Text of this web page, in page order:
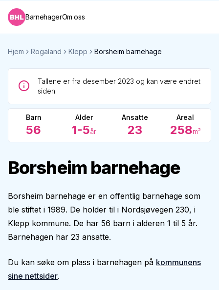
BarnehagerOm oss
Hjem Rogaland Klepp Borsheim barnehage
Tallene er fra desember 2023 og kan være endret
siden.
Barn
56
Alder
1-5år
Ansatte
23
Areal
258m²
Borsheim barnehage
Borsheim barnehage er en offentlig barnehage som
ble stiftet i 1989. De holder til i Nordsjøvegen 230, i
Klepp kommune. De har 56 barn i alderen 1 til 5 år.
Barnehagen har 23 ansatte.
Du kan søke om plass i barnehagen på kommunens
sine nettsider.